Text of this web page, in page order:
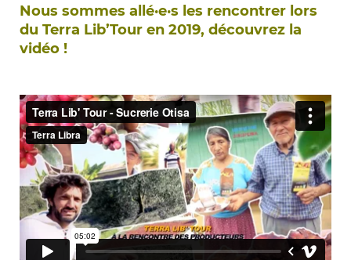
Nous sommes allé·e·s les rencontrer lors
du Terra Lib’Tour en 2019, découvrez la
vidéo !